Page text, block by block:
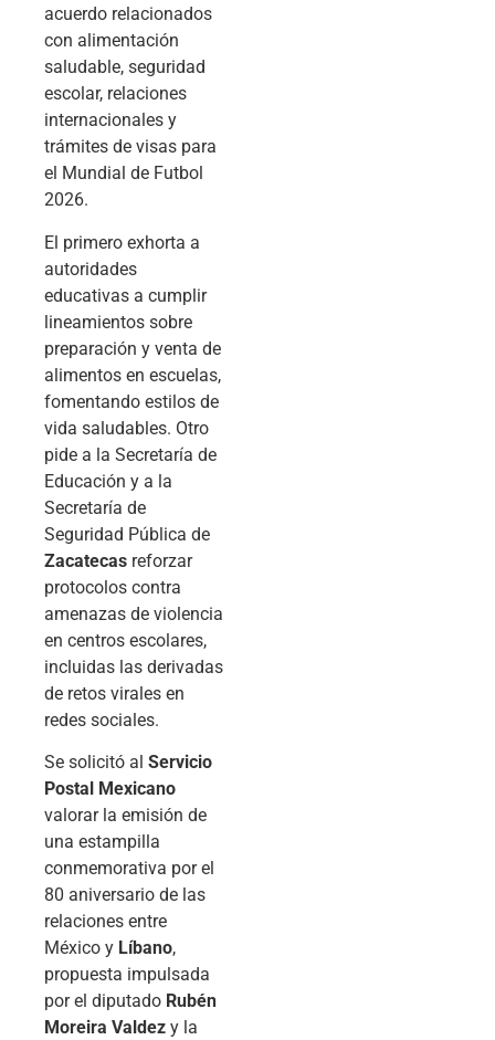
acuerdo relacionados
con alimentación
saludable, seguridad
escolar, relaciones
internacionales y
trámites de visas para
el Mundial de Futbol
2026.
El primero exhorta a
autoridades
educativas a cumplir
lineamientos sobre
preparación y venta de
alimentos en escuelas,
fomentando estilos de
vida saludables. Otro
pide a la Secretaría de
Educación y a la
Secretaría de
Seguridad Pública de
Zacatecas reforzar
protocolos contra
amenazas de violencia
en centros escolares,
incluidas las derivadas
de retos virales en
redes sociales.
Se solicitó al Servicio
Postal Mexicano
valorar la emisión de
una estampilla
conmemorativa por el
80 aniversario de las
relaciones entre
México y Líbano,
propuesta impulsada
por el diputado Rubén
Moreira Valdez y la